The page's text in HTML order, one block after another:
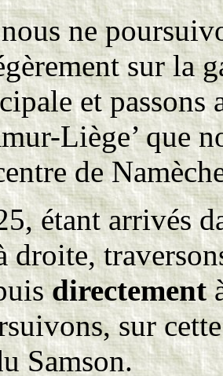
ne
sur la
et passons
Liège’ que
de
étant arrivés
droite,
directement
sur
Samson.